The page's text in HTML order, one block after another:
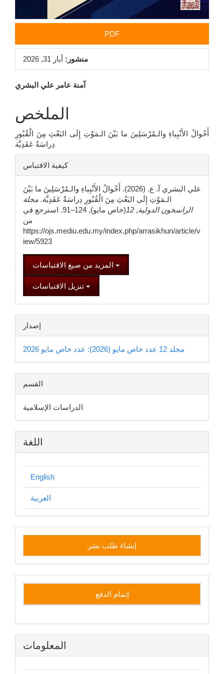
PDF
منشور: أيار 31, 2026
محتوى
المقالة
الرئيسي
آمنة عامر علي البشري
الملخص
أَحْوالُ الأَنْبِياءِ والـمُرْسَلِينَ ما بَيْنَ الـمَوْتِ إِلَى البَعْثِ مِنَ الْقُبُورِ
دِراسَةٌ عَقَدِيَّة
تفاصيل
المقالة
كيفية الاقتباس
علي البشري آ. ع. (2026). أَحْوالُ الأَنْبِياءِ والـمُرْسَلِينَ ما بَيْنَ
الـمَوْتِ إِلَى البَعْثِ مِنَ الْقُبُورِ دِراسَةٌ عَقَدِيَّة. مجلة
الراسخون الدولية,
12
(خاص مايو), 124–91. استرجع في
من
https://ojs.mediu.edu.my/index.php/arrasikhun/article/v
iew/5923
المزيد من صيغ الاقتباسات
تنزيل الاقتباسات
إصدار
مجلد 12 عدد خاص مايو (2026): عدد خاص مايو 2026
القسم
الدراسات الإسلامية
اللغة
English
العربية
إنشاء
طلب
نشر
إنشاء طلب نشر
إتمام الدفع
المعلومات